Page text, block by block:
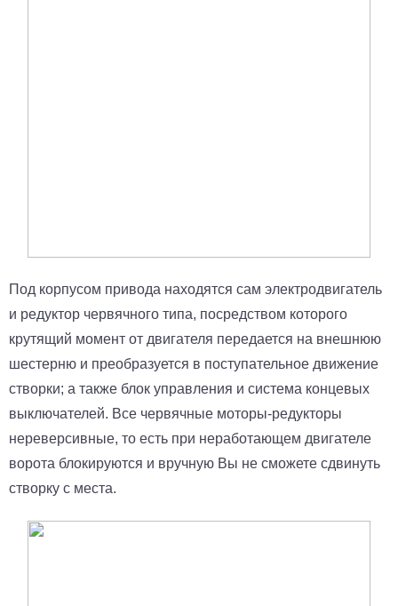
Под корпусом привода находятся сам электродвигатель
и редуктор червячного типа, посредством которого
крутящий момент от двигателя передается на внешнюю
шестерню и преобразуется в поступательное движение
створки; а также блок управления и система концевых
выключателей. Все червячные моторы-редукторы
нереверсивные, то есть при неработающем двигателе
ворота блокируются и вручную Вы не сможете сдвинуть
створку с места.